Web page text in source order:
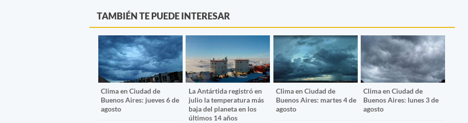
TAMBIÉN TE PUEDE INTERESAR
Clima en Ciudad de
Buenos Aires: jueves 6 de
agosto
La Antártida registró en
julio la temperatura más
baja del planeta en los
últimos 14 años
Clima en Ciudad de
Buenos Aires: martes 4 de
agosto
Clima en Ciudad de
Buenos Aires: lunes 3 de
agosto